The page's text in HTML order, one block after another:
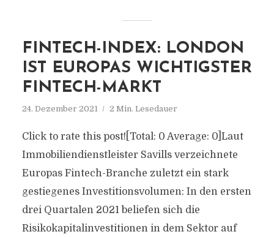
FINTECH-INDEX: LONDON
IST EUROPAS WICHTIGSTER
FINTECH-MARKT
24. Dezember 2021 2 Min. Lesedauer
Click to rate this post![Total: 0 Average: 0]Laut
Immobiliendienstleister Savills verzeichnete
Europas Fintech-Branche zuletzt ein stark
gestiegenes Investitionsvolumen: In den ersten
drei Quartalen 2021 beliefen sich die
Risikokapitalinvestitionen in dem Sektor auf